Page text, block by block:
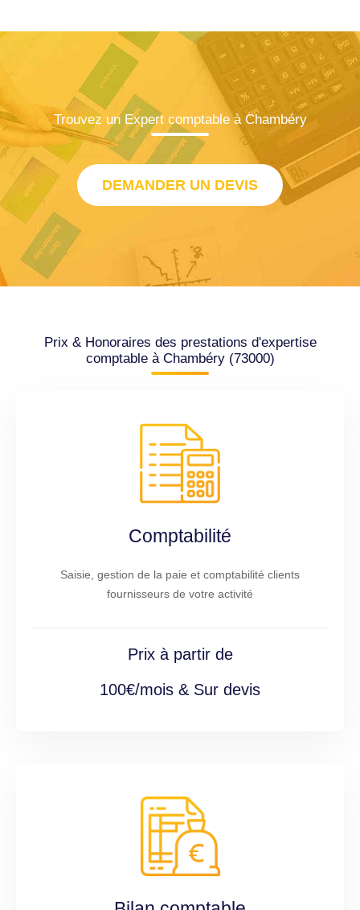
Trouvez un Expert comptable à Chambéry
DEMANDER UN DEVIS
Prix & Honoraires des prestations d'expertise
comptable à Chambéry (73000)
Comptabilité
Saisie, gestion de la paie et comptabilité clients
fournisseurs de votre activité
Prix à partir de
100€/mois & Sur devis